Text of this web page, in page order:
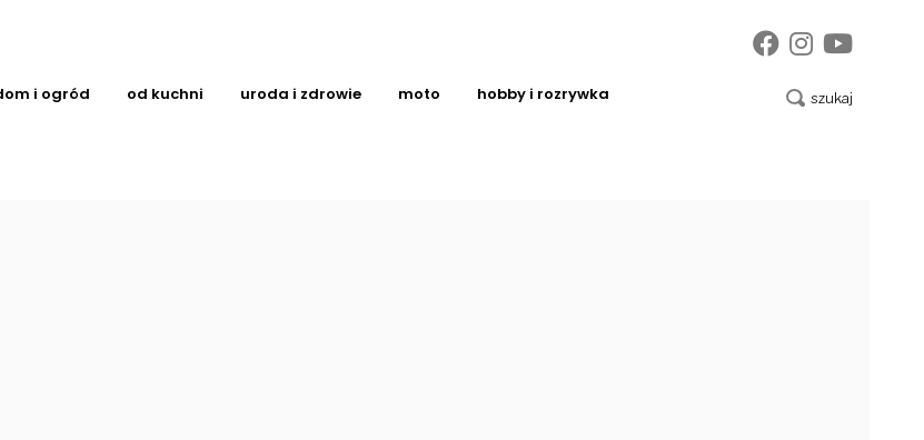
i ogród od kuchni uroda i zdrowie moto hobby i rozrywka